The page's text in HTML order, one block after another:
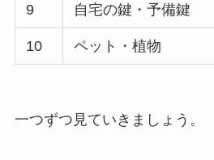
9 自宅の鍵・予備鍵
10 ペット・植物
一つずつ見ていきましょう。